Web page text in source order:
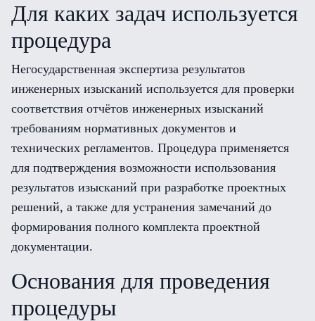
Для каких задач используется
процедура
Негосударственная экспертиза результатов
инженерных изысканий используется для проверки
соответствия отчётов инженерных изысканий
требованиям нормативных документов и
технических регламентов. Процедура применяется
для подтверждения возможности использования
результатов изысканий при разработке проектных
решений, а также для устранения замечаний до
формирования полного комплекта проектной
документации.
Основания для проведения
процедуры